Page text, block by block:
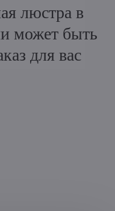
люстра в
может быть
для вас